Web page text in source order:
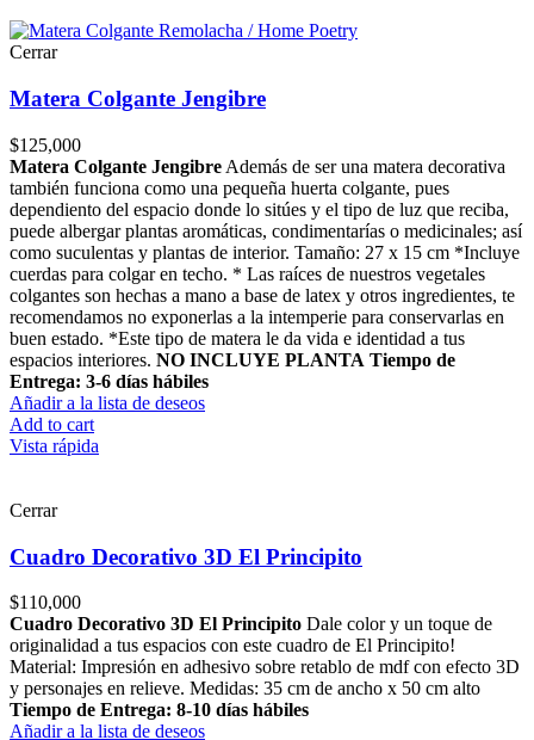
Cerrar
Matera Colgante Jengibre
$125,000
Matera Colgante Jengibre Además de ser una matera decorativa
también funciona como una pequeña huerta colgante, pues
dependiento del espacio donde lo sitúes y el tipo de luz que reciba,
puede albergar plantas aromáticas, condimentarías o medicinales; así
como suculentas y plantas de interior. Tamaño: 27 x 15 cm *Incluye
cuerdas para colgar en techo. * Las raíces de nuestros vegetales
colgantes son hechas a mano a base de latex y otros ingredientes, te
recomendamos no exponerlas a la intemperie para conservarlas en
buen estado. *Este tipo de matera le da vida e identidad a tus
espacios interiores. NO INCLUYE PLANTA Tiempo de
Entrega: 3-6 días hábiles
Añadir a la lista de deseos
Add to cart
Vista rápida
Cerrar
Cuadro Decorativo 3D El Principito
$110,000
Cuadro Decorativo 3D El Principito Dale color y un toque de
originalidad a tus espacios con este cuadro de El Principito!
Material: Impresión en adhesivo sobre retablo de mdf con efecto 3D
y personajes en relieve. Medidas: 35 cm de ancho x 50 cm alto
Tiempo de Entrega: 8-10 días hábiles
Añadir a la lista de deseos